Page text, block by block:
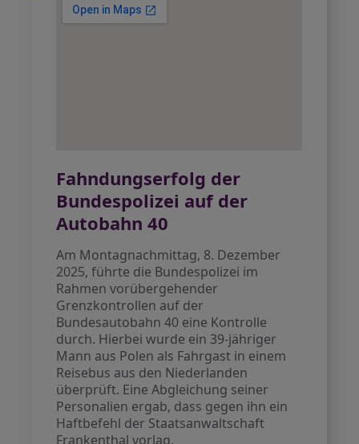
Fahndungserfolg der
Bundespolizei auf der
Autobahn 40
Am Montagnachmittag, 8. Dezember
2025, führte die Bundespolizei im
Rahmen vorübergehender
Grenzkontrollen auf der
Bundesautobahn 40 eine Kontrolle
durch. Hierbei wurde ein 39-jähriger
Mann aus Polen als Fahrgast in einem
Reisebus aus den Niederlanden
überprüft. Eine Abgleichung seiner
Personalien ergab, dass gegen ihn ein
Haftbefehl der Staatsanwaltschaft
Frankenthal vorlag.